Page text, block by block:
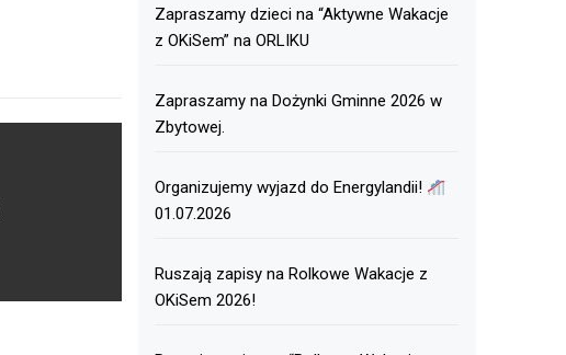
Zapraszamy dzieci na “Aktywne Wakacje
z OKiSem” na ORLIKU
Zapraszamy na Dożynki Gminne 2026 w
Zbytowej.
Organizujemy wyjazd do Energylandii!
01.07.2026
Ruszają zapisy na Rolkowe Wakacje z
OKiSem 2026!